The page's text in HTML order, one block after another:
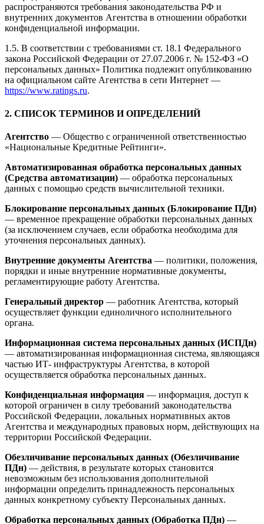
распространяются требования законодательства РФ и
внутренних документов Агентства в отношении обработки
конфиденциальной информации.
1.5. В соответствии с требованиями ст. 18.1 Федерального
закона Российской Федерации от 27.07.2006 г. № 152-ФЗ «О
персональных данных» Политика подлежит опубликованию
на официальном сайте Агентства в сети Интернет —
https://www.ratings.ru.
2. СПИСОК ТЕРМИНОВ И ОПРЕДЕЛЕНИЙ
Агентство — Общество с ограниченной ответственностью
«Национальные Кредитные Рейтинги».
Автоматизированная обработка персональных данных
(Средства автоматизации) — обработка персональных
данных с помощью средств вычислительной техники.
Блокирование персональных данных (Блокирование ПДн)
— временное прекращение обработки персональных данных
(за исключением случаев, если обработка необходима для
уточнения персональных данных).
Внутренние документы Агентства — политики, положения,
порядки и иные внутренние нормативные документы,
регламентирующие работу Агентства.
Генеральный директор — работник Агентства, который
осуществляет функции единоличного исполнительного
органа.
Информационная система персональных данных (ИСПДн)
— автоматизированная информационная система, являющаяся
частью ИТ- инфраструктуры Агентства, в которой
осуществляется обработка персональных данных.
Конфиденциальная информация — информация, доступ к
которой ограничен в силу требований законодательства
Российской Федерации, локальных нормативных актов
Агентства и международных правовых норм, действующих на
территории Российской Федерации.
Обезличивание персональных данных (Обезличивание
ПДн) — действия, в результате которых становится
невозможным без использования дополнительной
информации определить принадлежность персональных
данных конкретному субъекту Персональных данных.
Обработка персональных данных (Обработка ПДн) —